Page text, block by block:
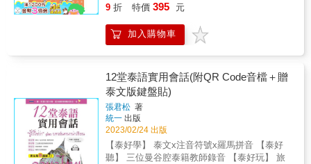
醒。讓你徹底了解，泰語發音到底是怎麼一回
事。 ●《曼谷地鐵APP》搭配目的達泰語教室
提供的APP，旅遊隨身帶著更方便。 &
府訂定，是泰國人學習泰文時必背的口訣，藉
此外，作者也依教學經驗，為母音字母、聲調
符號選擇了合適的例字。 & 因此你在使用本書
習寫時，會有更多的線索能夠串連記憶！ & 此
照著說，保證會有意想不到的效果！ & ★最基
礎：征服最特別的泰文！ 泰文不像中文字或拉
丁字母，也不是我們熟悉的日文、韓文。初學
者很常碰到字寫得不正確、歪七扭八的狀況。
& 本書除了教你正確的泰文筆順外，還設計了
如英文書寫般的5條格線，讓你清楚掌握每個圓
圈、轉彎的位置，寫出正確又美觀的泰文！ &
【修訂版】精心規劃的紙本習字帖，開啟你的
泰文人生！ 專為零基礎初學者設計，聽、說、
讀、寫一次到位的入門教材！ 字母結構+書寫
渴望學到100%標準發音和語調的你，保證跟著
讀，馬上就會念！ ★解說詳盡，想學不會都很
難！ ‧泰文字源：了解毛毛蟲文字的起源、發
展、特徵 ‧語調規則：立刻熟悉5種泰語聲調的
唸法和記法 ‧書寫筆劃：圖解筆劃順序和方向，
跟著寫、忘不了 ‧生活單字：精選最常用、最核
心的重點單字 ‧日常會話：現學現說，說出最道
9 折 特價 395 元
加入購物車
12堂泰語實用會話(附QR Code音檔＋贈
泰文版鍵盤貼)
張君松 著
統一 出版
2023/02/24 出版
【泰好學】 泰文x注音符號x羅馬拼音 【泰好
聽】 三位曼谷腔泰籍教師錄音 【泰好玩】 旅